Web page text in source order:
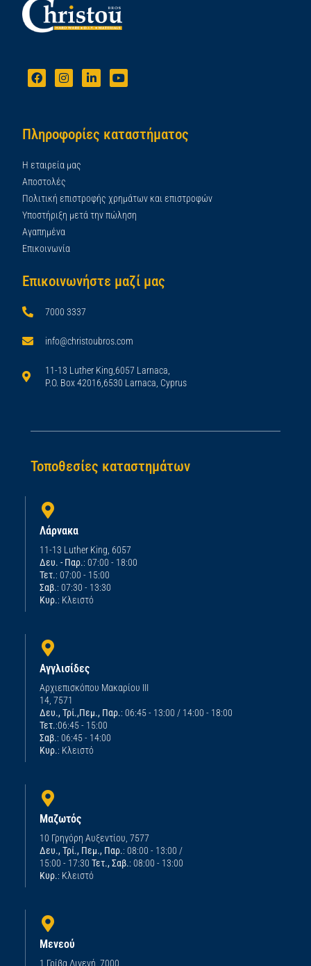
Πληροφορίες καταστήματος
Η εταιρεία μας
Αποστολές
Πολιτική επιστροφής χρημάτων και επιστροφών
Υποστήριξη μετά την πώληση
Αγαπημένα
Επικοινωνία
Επικοινωνήστε μαζί μας
7000 3337
info@christoubros.com
11-13 Luther King,6057 Larnaca,
P.O. Box 42016,6530 Larnaca, Cyprus
Τοποθεσίες καταστημάτων
Λάρνακα
11-13 Luther King, 6057
Δευ. - Παρ.: 07:00 - 18:00
Τετ.: 07:00 - 15:00
Σαβ.: 07:30 - 13:30
Κυρ.: Κλειστό
Αγγλισίδες
Αρχιεπισκόπου Μακαρίου ΙΙΙ
14, 7571
Δευ., Τρί.,Πεμ., Παρ.: 06:45 - 13:00 / 14:00 - 18:00
Τετ.:06:45 - 15:00
Σαβ.: 06:45 - 14:00
Κυρ.: Κλειστό
Μαζωτός
10 Γρηγόρη Αυξεντίου, 7577
Δευ., Τρί., Πεμ., Παρ.: 08:00 - 13:00 /
15:00 - 17:30 Τετ., Σαβ.: 08:00 - 13:00
Κυρ.: Κλειστό
Μενεού
1 Γρίβα Διγενή, 7000